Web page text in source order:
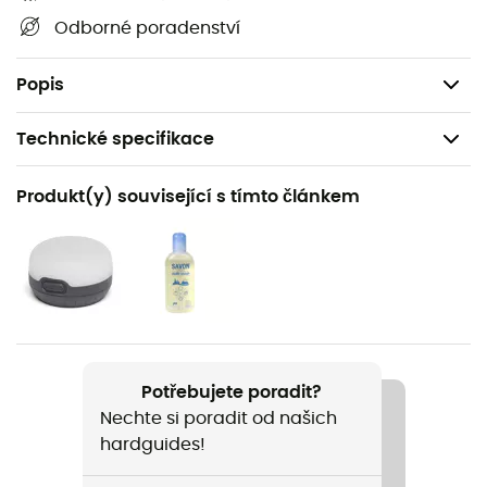
Odborné poradenství
PopisHmotnost: 1 750 g
Technické specifikace
Doporučené pro
Pěší turistika / Trekking / Kemping / Bivakování
Pohlaví
Pánské / Dámské
Hmotnost
Název produktu
Observer Plus
Produkt(y) související s tímto článkem
Potřebujete poradit?
Nechte si poradit od našich
hardguides!